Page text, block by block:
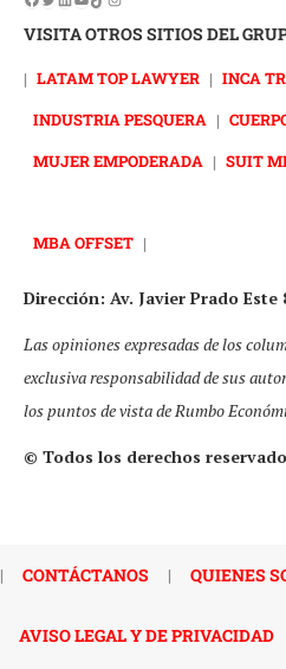
VISITA OTROS SITIOS DEL
| LATAM TOP LAWYER | INCA
INDUSTRIA PESQUERA |
MUJER EMPODERADA | SUIT
MBA OFFSET |
Dirección: Av. Javier Prado Este
Las opiniones expresadas de los
exclusiva responsabilidad de sus
los puntos de vista de Rumbo
© Todos los derechos
| CONTÁCTANOS | QUIENES
AVISO LEGAL Y DE PRIVACIDAD